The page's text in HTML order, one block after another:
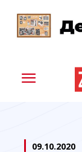
09.10.2020